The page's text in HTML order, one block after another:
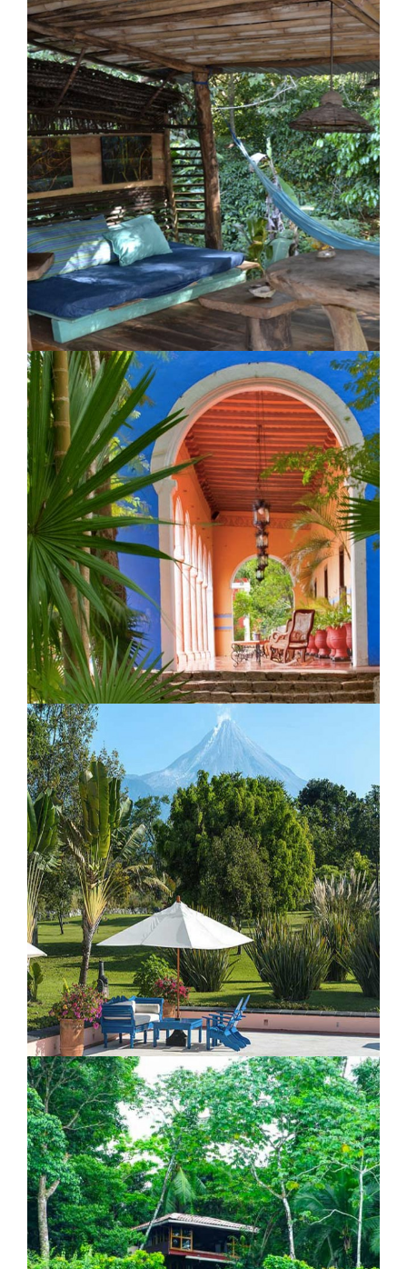
Jicaro Island Ecolodge
Art Lodge
Hacienda Santa Rosa
Hacienda de San Antonio